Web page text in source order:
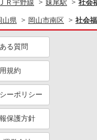
3
細を見る
の際にご説明いたし
ＪＲ宇野線 妹尾駅 社会
山県 岡山市南区 社会
る質問
規約
ーポリシー
保護方針